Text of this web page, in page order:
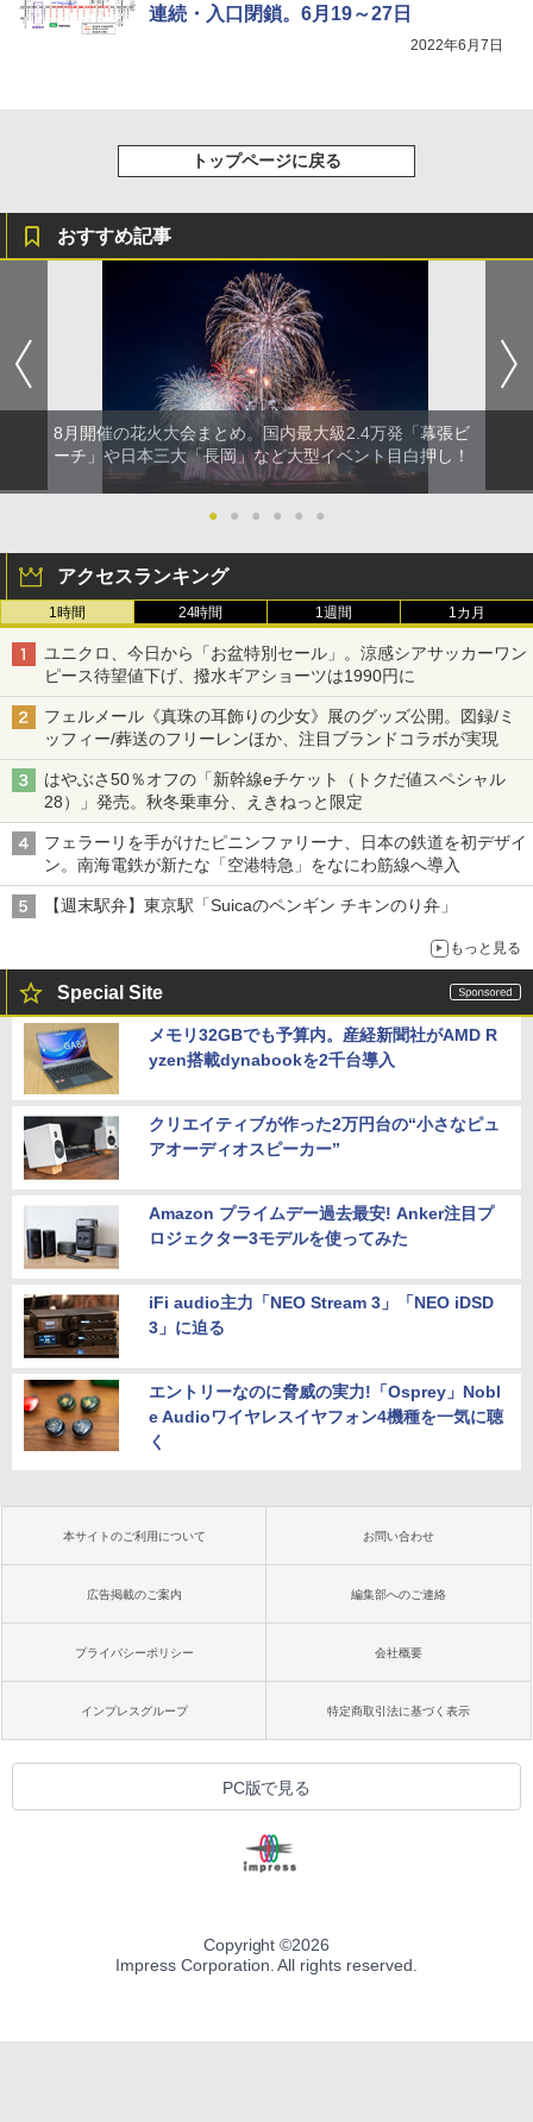
連続・入口閉鎖。6月19～27日
2022年6月7日
トップページに戻る
おすすめ記事
8月開催の花火大会まとめ。国内最大級2.4万発「幕張ビ
ーチ」や日本三大「長岡」など大型イベント目白押し！
● ● ● ● ● ●
アクセスランキング
1時間 24時間 1週間 1カ月
ユニクロ、今日から「お盆特別セール」。涼感シアサッカーワン
ピース待望値下げ、撥水ギアショーツは1990円に
フェルメール《真珠の耳飾りの少女》展のグッズ公開。図録/ミ
ッフィー/葬送のフリーレンほか、注目ブランドコラボが実現
はやぶさ50％オフの「新幹線eチケット（トクだ値スペシャル
28）」発売。秋冬乗車分、えきねっと限定
フェラーリを手がけたピニンファリーナ、日本の鉄道を初デザイ
ン。南海電鉄が新たな「空港特急」をなにわ筋線へ導入
【週末駅弁】東京駅「Suicaのペンギン チキンのり弁」
もっと見る
Special Site
メモリ32GBでも予算内。産経新聞社がAMD R
yzen搭載dynabookを2千台導入
クリエイティブが作った2万円台の“小さなピュ
アオーディオスピーカー”
Amazon プライムデー過去最安! Anker注目プ
ロジェクター3モデルを使ってみた
iFi audio主力「NEO Stream 3」「NEO iDSD
3」に迫る
エントリーなのに脅威の実力!「Osprey」Nobl
e Audioワイヤレスイヤフォン4機種を一気に聴
く
本サイトのご利用について お問い合わせ
広告掲載のご案内 編集部へのご連絡
プライバシーポリシー 会社概要
インプレスグループ 特定商取引法に基づく表示
PC版で見る
Copyright ©2026
Impress Corporation. All rights reserved.